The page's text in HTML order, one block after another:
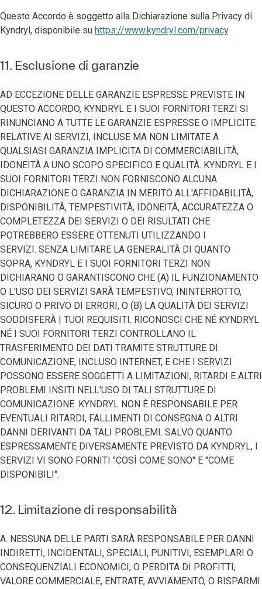
Questo Accordo è soggetto alla Dichiarazione sulla Privacy di
Kyndryl, disponibile su https://www.kyndryl.com/privacy.
11. Esclusione di garanzie
AD ECCEZIONE DELLE GARANZIE ESPRESSE PREVISTE IN
QUESTO ACCORDO, KYNDRYL E I SUOI FORNITORI TERZI SI
RINUNCIANO A TUTTE LE GARANZIE ESPRESSE O IMPLICITE
RELATIVE AI SERVIZI, INCLUSE MA NON LIMITATE A
QUALSIASI GARANZIA IMPLICITA DI COMMERCIABILITÀ,
IDONEITÀ A UNO SCOPO SPECIFICO E QUALITÀ. KYNDRYL E I
SUOI FORNITORI TERZI NON FORNISCONO ALCUNA
DICHIARAZIONE O GARANZIA IN MERITO ALL'AFFIDABILITÀ,
DISPONIBILITÀ, TEMPESTIVITÀ, IDONEITÀ, ACCURATEZZA O
COMPLETEZZA DEI SERVIZI O DEI RISULTATI CHE
POTREBBERO ESSERE OTTENUTI UTILIZZANDO I
SERVIZI. SENZA LIMITARE LA GENERALITÀ DI QUANTO
SOPRA, KYNDRYL E I SUOI FORNITORI TERZI NON
DICHIARANO O GARANTISCONO CHE (A) IL FUNZIONAMENTO
O L'USO DEI SERVIZI SARÀ TEMPESTIVO, ININTERROTTO,
SICURO O PRIVO DI ERRORI, O (B) LA QUALITÀ DEI SERVIZI
SODDISFERÀ I TUOI REQUISITI. RICONOSCI CHE NÉ KYNDRYL
NÉ I SUOI FORNITORI TERZI CONTROLLANO IL
TRASFERIMENTO DEI DATI TRAMITE STRUTTURE DI
COMUNICAZIONE, INCLUSO INTERNET, E CHE I SERVIZI
POSSONO ESSERE SOGGETTI A LIMITAZIONI, RITARDI E ALTRI
PROBLEMI INSITI NELL'USO DI TALI STRUTTURE DI
COMUNICAZIONE. KYNDRYL NON È RESPONSABILE PER
EVENTUALI RITARDI, FALLIMENTI DI CONSEGNA O ALTRI
DANNI DERIVANTI DA TALI PROBLEMI. SALVO QUANTO
ESPRESSAMENTE DIVERSAMENTE PREVISTO DA KYNDRYL, I
SERVIZI VI SONO FORNITI "COSÌ COME SONO" E "COME
DISPONIBILI".
12. Limitazione di responsabilità
A. NESSUNA DELLE PARTI SARÀ RESPONSABILE PER DANNI
INDIRETTI, INCIDENTALI, SPECIALI, PUNITIVI, ESEMPLARI O
CONSEQUENZIALI ECONOMICI, O PERDITA DI PROFITTI,
VALORE COMMERCIALE, ENTRATE, AVVIAMENTO, O RISPARMI